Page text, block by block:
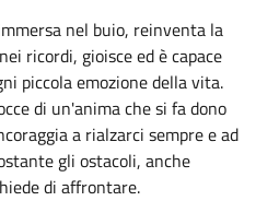
nel buio, reinventa la
ricordi, gioisce ed è capace
piccola emozione della vita.
di un'anima che si fa dono
a rialzarci sempre e ad
gli ostacoli, anche
di affrontare.